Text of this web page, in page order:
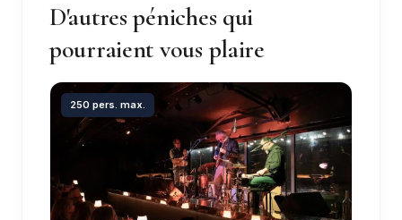
D'autres péniches qui
pourraient vous plaire
250 pers. max.